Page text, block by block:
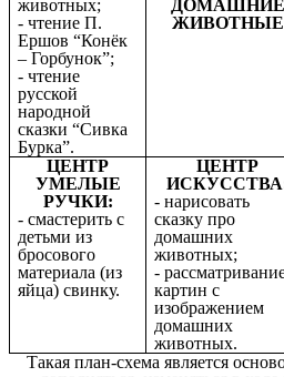
животных;
- чтение П.
Ершов “Конёк
– Горбунок”;
- чтение
русской
народной
сказки “Сивка
Бурка”.
ДОМАШНИЕ
ЖИВОТНЫЕ
ЦЕНТР
УМЕЛЫЕ
РУЧКИ:
- смастерить с
детьми из
бросового
материала (из
яйца) свинку.
ЦЕНТР
- нарисовать
сказку про
домашних
животных;
-
картин с
изображением
домашних
животных.
Такая план-схема является